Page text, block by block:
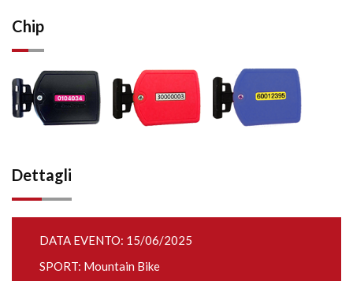
Chip
Dettagli
DATA EVENTO: 15/06/2025
SPORT: Mountain Bike